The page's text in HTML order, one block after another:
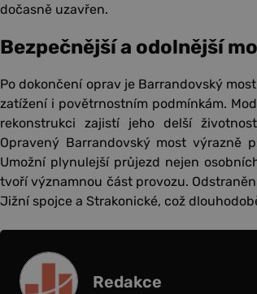
dočasně uzavřen.
Bezpečnější a odolnější
Po dokončení oprav je Barrandovský
zatížení i povětrnostním podmínkám.
rekonstrukci zajistí jeho delší
Opravený Barrandovský most výrazně
Umožní plynulejší průjezd nejen
tvoří významnou část provozu.
Jižní spojce a Strakonické, což
Redakce